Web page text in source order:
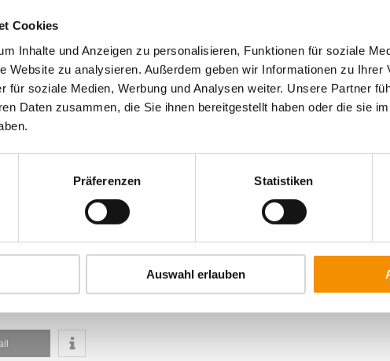
Cookies
Inhalte und Anzeigen zu personalisieren, Funktionen für soziale
Website zu analysieren. Außerdem geben wir Informationen zu Ihrer
für soziale Medien, Werbung und Analysen weiter. Unsere Partner
Daten zusammen, die Sie ihnen bereitgestellt haben oder die sie
Präferenzen Statistiken
Auswahl erlauben
Ähnliche Beiträge